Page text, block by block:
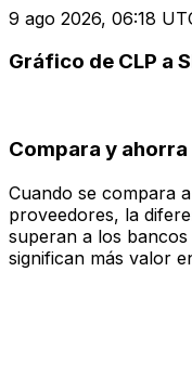
9 ago 2026, 06:18
Gráfico de CLP a
Compara y ahorra
Cuando se compara
proveedores, la
superan a los
significan más valor